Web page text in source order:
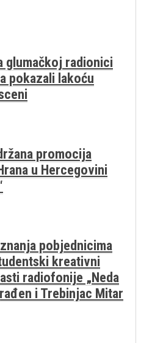
glumačkoj radionici
pokazali lakoću
promocija
u Hercegovini
pobjednicima
kreativni
radiofonije „Neda
i Trebinjac Mitar